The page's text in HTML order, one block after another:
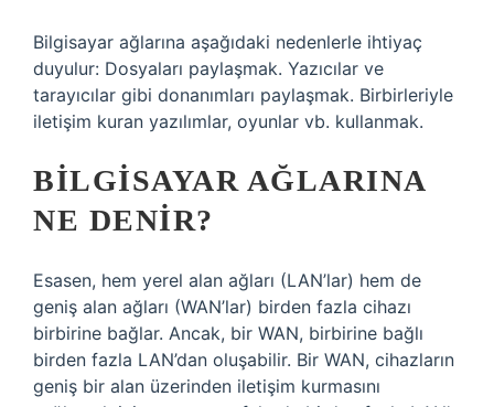
Bilgisayar ağlarına aşağıdaki nedenlerle ihtiyaç
duyulur: Dosyaları paylaşmak. Yazıcılar ve
tarayıcılar gibi donanımları paylaşmak. Birbirleriyle
iletişim kuran yazılımlar, oyunlar vb. kullanmak.
BILGISAYAR AĞLARINA
NE DENIR?
Esasen, hem yerel alan ağları (LAN’lar) hem de
geniş alan ağları (WAN’lar) birden fazla cihazı
birbirine bağlar. Ancak, bir WAN, birbirine bağlı
birden fazla LAN’dan oluşabilir. Bir WAN, cihazların
geniş bir alan üzerinden iletişim kurmasını